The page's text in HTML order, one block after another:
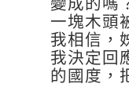
一塊木頭
我相信，
我決定回
的國度，